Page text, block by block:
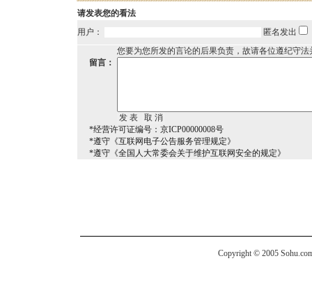
请发表您的看法
用户：
匿名发出
您要为您所发的言论的后果负责，故请各位遵纪守
留言：
*经营许可证编号：京ICP00000008号
*遵守《互联网电子公告服务管理规定》
*遵守《全国人大常委会关于维护互联网安全的规定》
Copyright © 2005